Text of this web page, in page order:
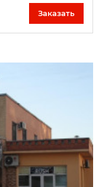
Заказать